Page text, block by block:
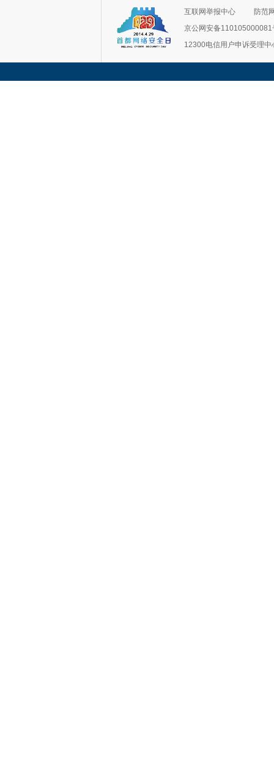
互联网举报中心
防范
京公网安备110105000081
12300电信用户申诉受理中